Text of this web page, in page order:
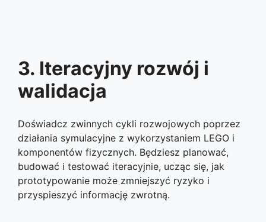
3. Iteracyjny rozwój i
walidacja
Doświadcz zwinnych cykli rozwojowych poprzez
działania symulacyjne z wykorzystaniem LEGO i
komponentów fizycznych. Będziesz planować,
budować i testować iteracyjnie, ucząc się, jak
prototypowanie może zmniejszyć ryzyko i
przyspieszyć informację zwrotną.